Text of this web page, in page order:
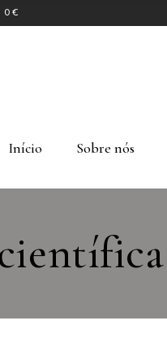
Início Sobre nós